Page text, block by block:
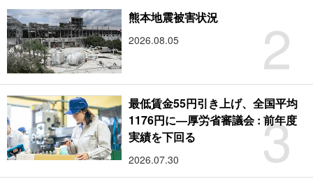
2
熊本地震被害状況
2026.08.05
3
最低賃金55円引き上げ、全国平均
1176円に―厚労省審議会 : 前年度
実績を下回る
2026.07.30